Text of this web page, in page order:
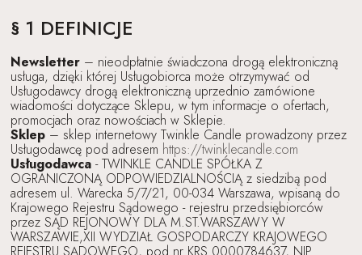
§ 1 DEFINICJE
Newsletter– nieodpłatnie świadczona drogą elektroniczną
usługa, dzięki której Usługobiorca może otrzymywać od
Usługodawcy drogą elektroniczną uprzednio zamówione
wiadomości dotyczące Sklepu, w tym informacje o ofertach,
promocjach oraz nowościach w Sklepie.
Sklep– sklep internetowy Twinkle Candle prowadzony przez
Usługodawcę pod adresem https://twinklecandle.com
Usługodawca- TWINKLE CANDLE SPÓŁKA Z
OGRANICZONĄ ODPOWIEDZIALNOŚCIĄ z siedzibą pod
adresem ul. Warecka 5/7/21, 00-034 Warszawa, wpisaną do
Krajowego Rejestru Sądowego - rejestru przedsiębiorców
przez SĄD REJONOWY DLA M.ST.WARSZAWY W
WARSZAWIE,XII WYDZIAŁ GOSPODARCZY KRAJOWEGO